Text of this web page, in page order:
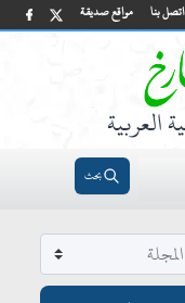
مواقع صديقة اتصل بنا
العربية
بحث